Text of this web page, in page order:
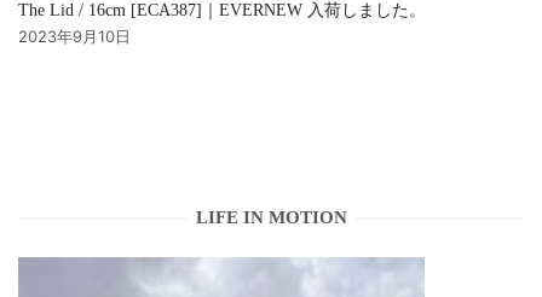
The Lid / 16cm [ECA387]｜EVERNEW 入荷しました。
2023年9月10日
LIFE IN MOTION